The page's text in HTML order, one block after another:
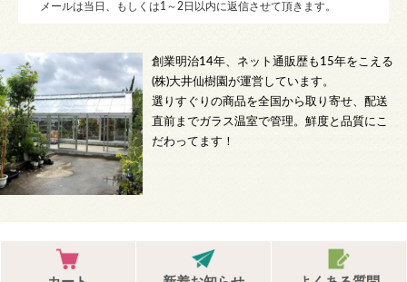
メールは当日、もしくは1～2日以内に返信させて頂きます。
創業明治14年、ネット通販歴も15年をこえる
(株)大井仙樹園が運営しています。
選りすぐりの商品を全国から取り寄せ、配送
直前までガラス温室で管理。鮮度と品質にこ
だわってます！